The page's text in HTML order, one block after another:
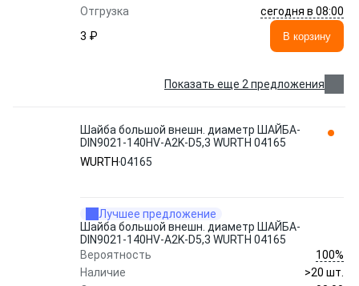
Отгрузка
сегодня в 08:00
3 ₽
В корзину
Показать еще 2 предложения
Шайба большой внешн. диаметр ШАЙБА-
DIN9021-140HV-A2K-D5,3 WURTH 04165
WURTH 04165
Лучшее предложение
Шайба большой внешн. диаметр ШАЙБА-
DIN9021-140HV-A2K-D5,3 WURTH 04165
Вероятность
100%
Наличие
>20 шт.